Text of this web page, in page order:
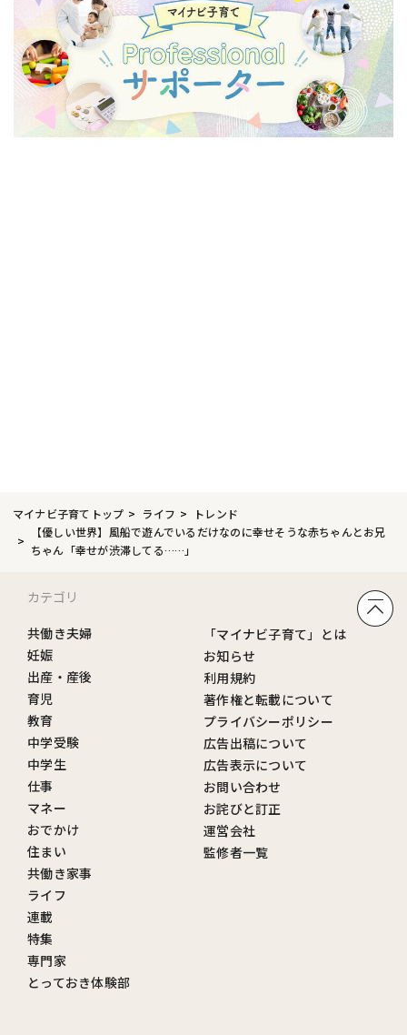
マイナビ子育てトップ ライフ
トレンド
【優しい世界】風船で遊んでいるだけなのに幸せそうな赤ちゃんとお兄
ちゃん「幸せが渋滞してる……」
カテゴリ
共働き夫婦
妊娠
出産・産後
育児
教育
中学受験
中学生
仕事
マネー
おでかけ
住まい
共働き家事
ライフ
連載
特集
専門家
とっておき体験部
「マイナビ子育て」とは
お知らせ
利用規約
著作権と転載について
プライバシーポリシー
広告出稿について
広告表示について
お問い合わせ
お詫びと訂正
運営会社
監修者一覧